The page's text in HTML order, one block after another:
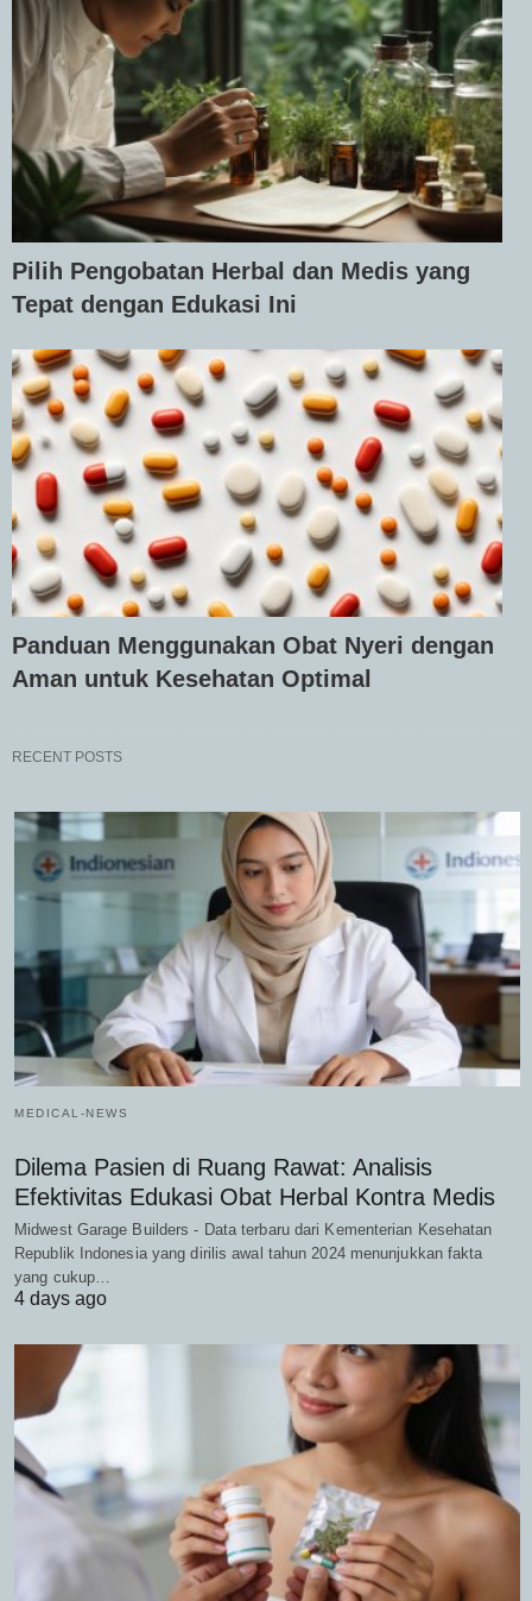
Pilih Pengobatan Herbal dan Medis yang
Tepat dengan Edukasi Ini
Panduan Menggunakan Obat Nyeri dengan
Aman untuk Kesehatan Optimal
RECENT POSTS
MEDICAL-NEWS
Dilema Pasien di Ruang Rawat: Analisis
Efektivitas Edukasi Obat Herbal Kontra Medis
Midwest Garage Builders - Data terbaru dari Kementerian Kesehatan
Republik Indonesia yang dirilis awal tahun 2024 menunjukkan fakta
yang cukup…
4 days ago